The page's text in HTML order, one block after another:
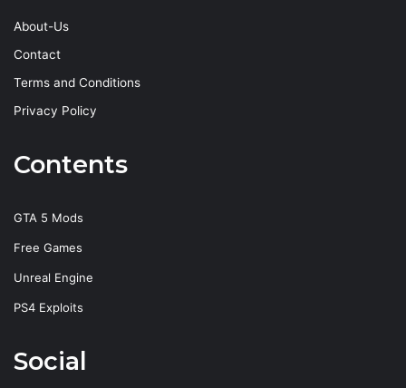
About-Us
Contact
Terms and Conditions
Privacy Policy
Contents
GTA 5 Mods
Free Games
Unreal Engine
PS4 Exploits
Social